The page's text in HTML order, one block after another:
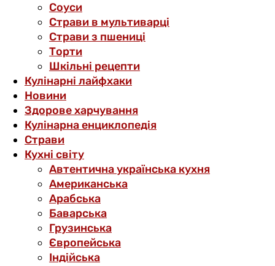
Соуси
Страви в мультиварці
Страви з пшениці
Торти
Шкільні рецепти
Кулінарні лайфхаки
Новини
Здорове харчування
Кулінарна енциклопедія
Страви
Кухні світу
Автентична українська кухня
Американська
Арабська
Баварська
Грузинська
Європейська
Індійська